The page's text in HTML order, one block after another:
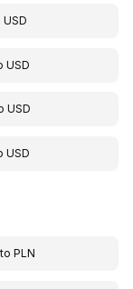
USD
USD
USD
USD
toPLN